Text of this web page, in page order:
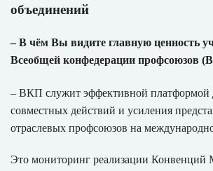
объединений
– В чём Вы видите главную ценность
Всеобщей конфедерации профсоюзов
– ВКП служит эффективной платформой
совместных действий и усиления
отраслевых профсоюзов на
Это мониторинг реализации